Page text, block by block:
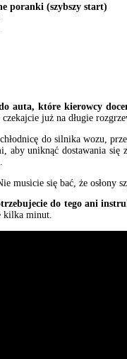
poranki (szybszy start)
auta, które kierowcy
już na długie
do silnika wozu,
uniknąć dostawania się
musicie się bać, że osłony
do tego ani
kilka minut.